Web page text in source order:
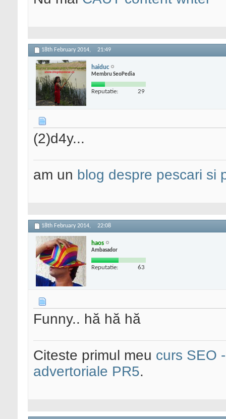
18th February 2014, 21:49
haiduc
Membru SeoPedia
Reputatie: 29
(2)d4y...
am un blog despre pescari si
18th February 2014, 22:08
haos
Ambasador
Reputatie: 63
Funny.. hă hă hă
Citeste primul meu curs SEO
advertoriale PR5.